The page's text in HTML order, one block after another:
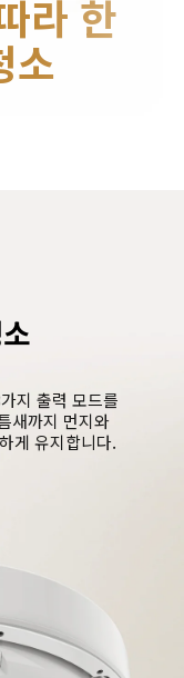
라 한
소
지 출력 모드를
새까지 먼지와
게 유지합니다.